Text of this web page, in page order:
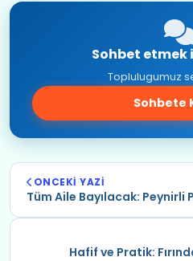
Sohbet etmek
Toplulugumuz
Sohbete
ONCEKI YAZI
Tüm Aile Bayılacak: Peynirli
Hafif ve Pratik: